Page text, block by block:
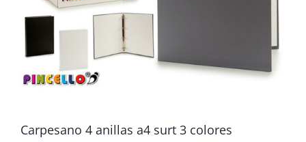
Carpesano 4 anillas a4 surt 3 colores